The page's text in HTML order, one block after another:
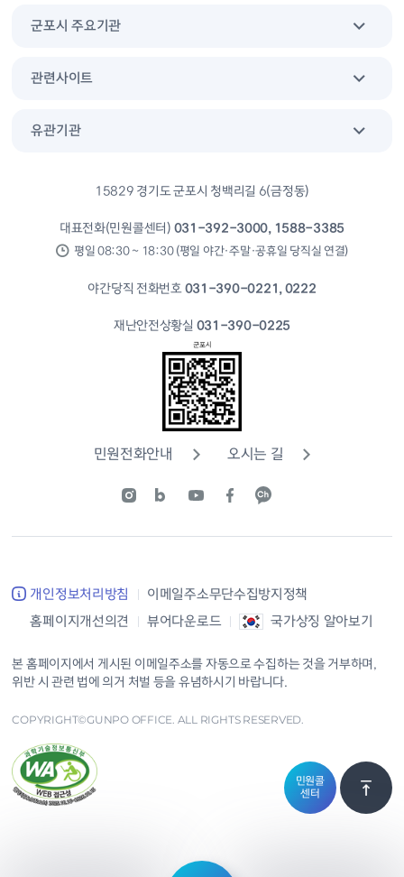
군포시 주요기관
관련사이트
유관기관
15829 경기도 군포시 청백리길 6(금정동)
대표전화(민원콜센터) 031-392-3000, 1588-3385
평일 08:30 ~ 18:30 (평일 야간·주말·공휴일 당직실 연결)
야간당직 전화번호031-390-0221, 0222
재난안전상황실 031-390-0225
민원전화안내 오시는 길
개인정보처리방침
이메일주소무단수집방지정책
홈페이지개선의견
뷰어다운로드 국가상징 알아보기
본 홈페이지에서 게시된 이메일주소를 자동으로 수집하는 것을 거부하며,
위반 시 관련 법에 의거 처벌 등을 유념하시기 바랍니다.
COPYRIGHT©GUNPO OFFICE. ALL RIGHTS RESERVED.
민원콜
센터